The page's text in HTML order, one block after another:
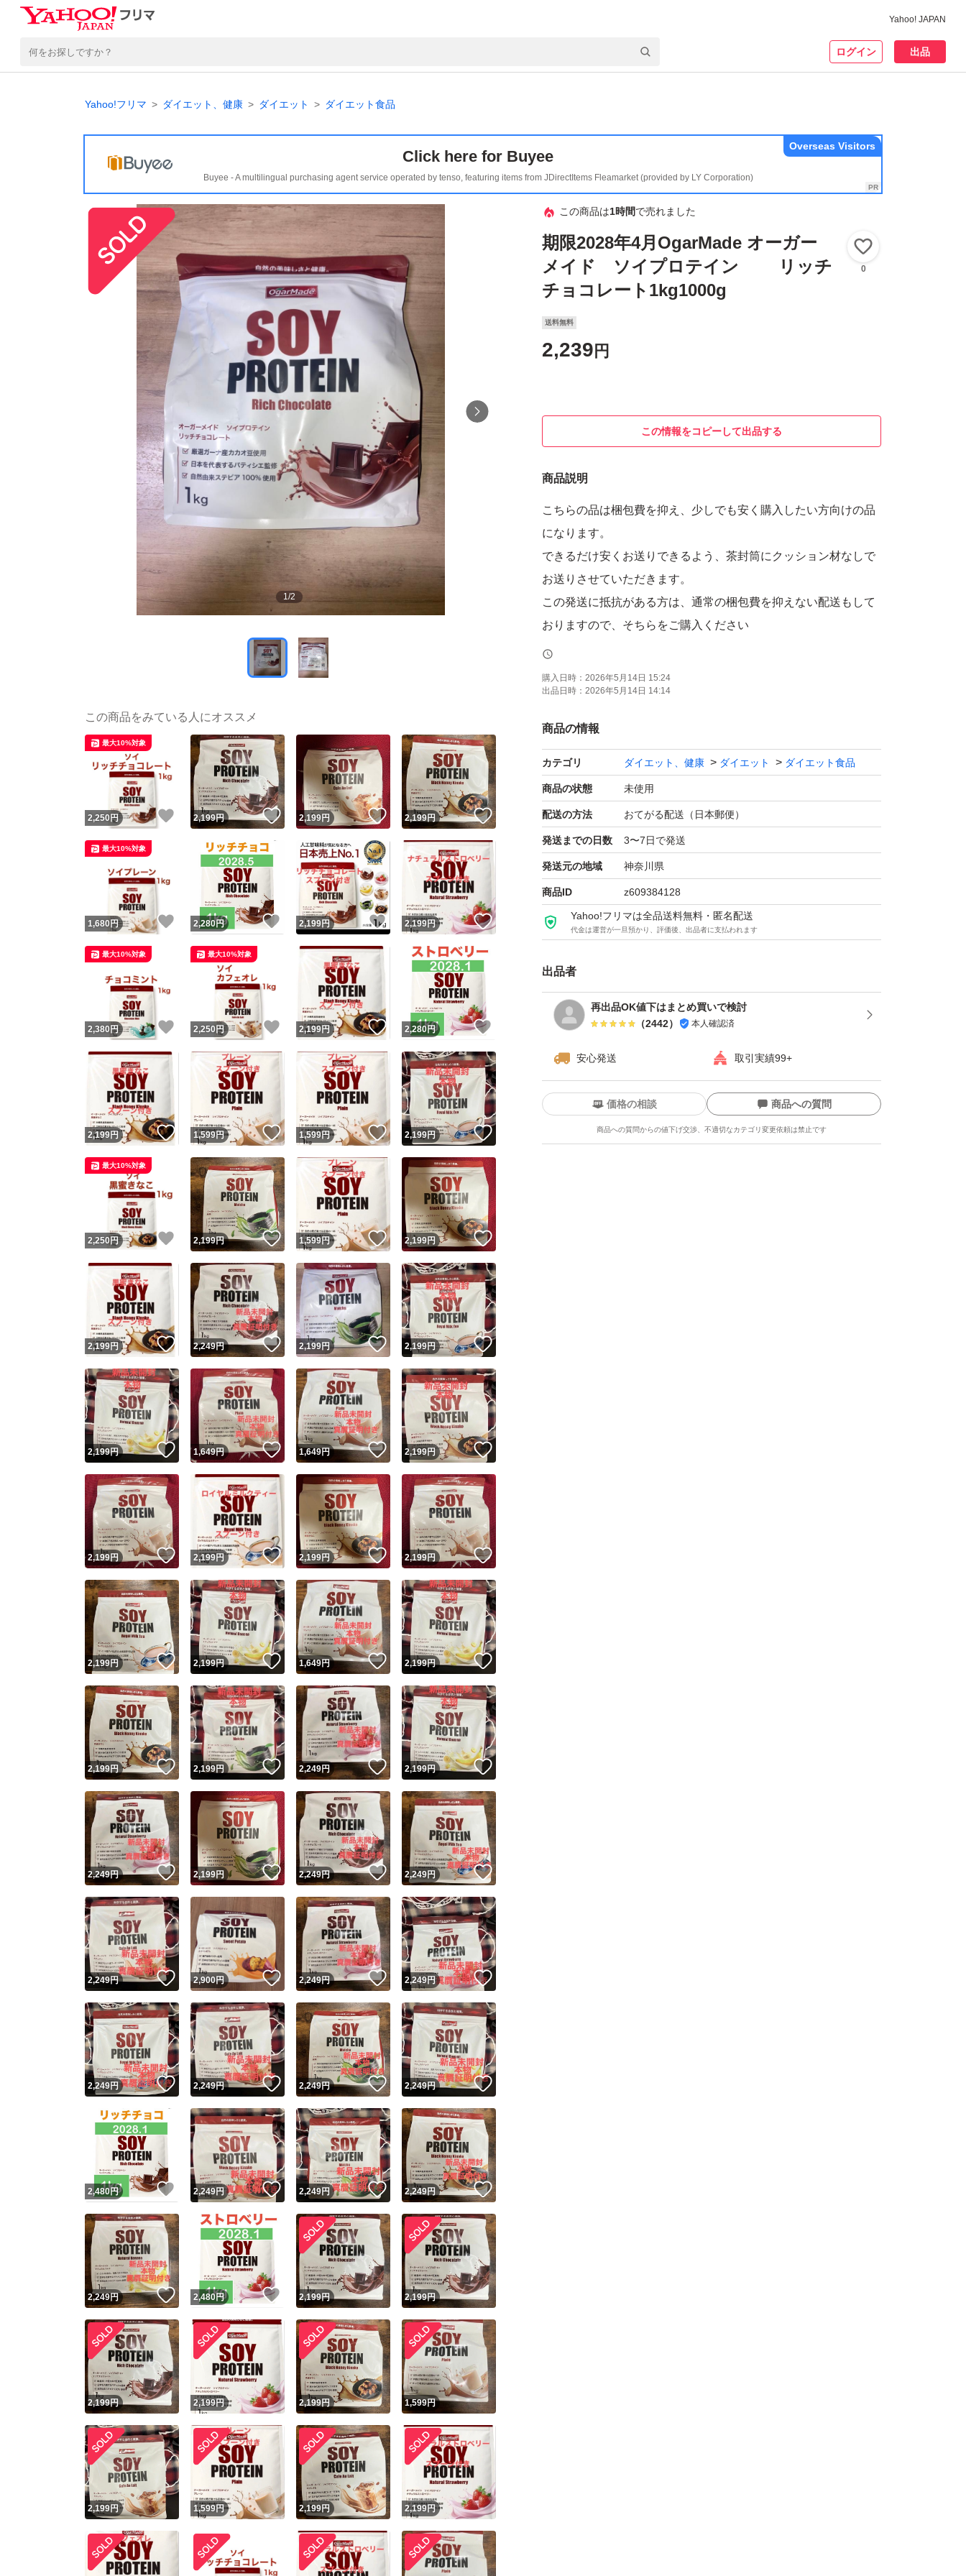
Yahoo! JAPAN
ログイン 出品
Yahoo!フリマ ダイエット、健康 ダイエット ダイエット食品
Click here for Buyee
Buyee - A multilingual purchasing agent service operated by tenso, featuring items from JDirectItems Fleamarket (provided by LY Corporation)
Overseas Visitors
1/2
この商品は1時間で売れました
期限2028年4月OgarMade オーガー
メイド ソイプロテイン リッチ
チョコレート1kg1000g
0
送料無料
2,239 円
この情報をコピーして出品する
商品説明
こちらの品は梱包費を抑え、少しでも安く購入したい方向けの品
になります。
できるだけ安くお送りできるよう、茶封筒にクッション材なしで
お送りさせていただきます。
この発送に抵抗がある方は、通常の梱包費を抑えない配送もして
おりますので、そちらをご購入ください
購入日時： 2026年5月14日 15:24
出品日時： 2026年5月14日 14:14
商品の情報
カテゴリ ダイエット、健康 ダイエット ダイエット食品
商品の状態 未使用
配送の方法 おてがる配送（日本郵便）
発送までの日数 3〜7日で発送
発送元の地域 神奈川県
商品ID z609384128
Yahoo!フリマは全品送料無料・匿名配送
代金は運営が一旦預かり、評価後、出品者に支払われます
出品者
再出品OK値下はまとめ買いで検討
（2442） 本人確認済
安心発送 取引実績99+
ユーザーの実績について
Yahoo!フリマが定めた一定の基準を満たしたユーザーにバッジを付与しています
安心取引出品者
安心取引出品者 Yahoo!フリマの基準をクリアした安心・安全なユーザーです
取引実績
取引実績◯+ このユーザーはYahoo!フリマの取引を完了させた実績があります
他フリマ実績◯+ このユーザーは他フリマサービスでの取引実績があります
スピード&安心発送
※このバッジは実績に基づく表示であり、発送を保証しているものではありません
スピード＆安心発送
このユーザーは高頻度で24時間以内＆設定した発送日数内に発送してい
ます
スピード発送 このユーザーは高頻度で24時間以内に発送しています
安心発送 このユーザーは設定した発送日数内に発送しています
価格の相談 商品への質問
商品への質問からの値下げ交渉、不適切なカテゴリ変更依頼は禁止です
この商品の情報をコピーします
商品画像の無断転載は禁止されています
コピーは1商品につき1回です
出品ページへ
キャンセル
この商品をみている人にオススメ
2,250 円 いいね！
最大10%対象
2,199円 いいね！
2,199円 いいね！
2,199円 いいね！
1,680 円 いいね！
最大10%対象
2,280円 いいね！
2,199円 いいね！
2,199円 いいね！
2,380 円 いいね！
最大10%対象
2,250 円 いいね！
最大10%対象
2,199円 いいね！
2,280円
2,199円 いいね！
1,599円 いいね！
1,599円 いいね！
2,199円
2,250円 いいね！
最大10%対象
2,199円 いいね！
1,599円 いいね！
2,199円 いいね！
2,199円 いいね！
2,249円 いいね！
2,199円 いいね！
2,199円 いいね！
2,199円 いいね！
1,649円 いいね！
1,649円 いいね！
2,199円
2,199円 いいね！
2,199円 いいね！
2,199円 いいね！
2,199円 いいね！
2,199円 いいね！
2,199円 いいね！
1,649円 いいね！
2,199円
2,199円 いいね！
2,199円 いいね！
2,249円 いいね！
2,199円
2,249円 いいね！
2,199円 いいね！
2,249円 いいね！
2,249円 いいね！
2,249円 いいね！
2,900円 いいね！
2,249円 いいね！
2,249円
2,249円 いいね！
2,249円 いいね！
2,249円 いいね！
2,249円
2,480円 いいね！
2,249円 いいね！
2,249円 いいね！
2,249円 いいね！
2,249円 いいね！
2,480円 いいね！
2,199円 2,199円
2,199円 2,199円 2,199円 1,599円
2,199円 1,599円 2,199円 2,199円